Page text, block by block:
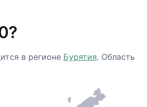
в регионе Бурятия. Область